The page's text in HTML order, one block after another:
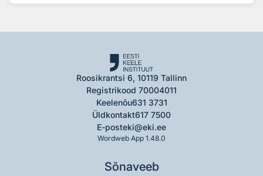
Roosikrantsi 6, 10119 Tallinn
Registrikood 70004011
Keelenõu631 3731
Üldkontakt617 7500
E-posteki@eki.ee
Wordweb App 1.48.0
Sõnaveeb